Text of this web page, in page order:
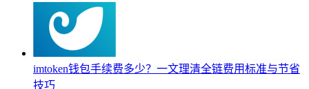
imtoken钱包手续费多少？一文理清全链费用标准与节省
技巧